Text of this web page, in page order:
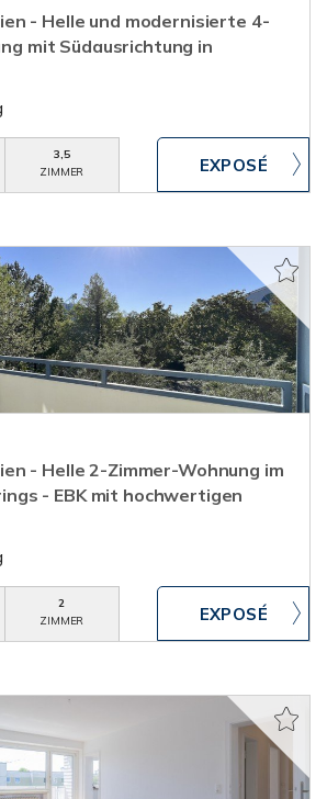
- Helle und modernisierte 4-
mit Südausrichtung in
3,5
ZIMMER
- Helle 2-Zimmer-Wohnung im
- EBK mit hochwertigen
2
ZIMMER